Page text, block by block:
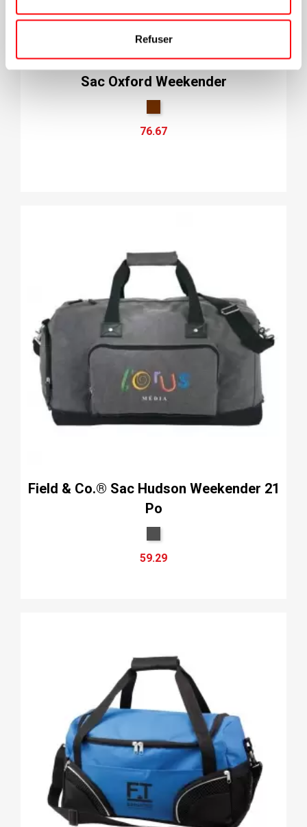
Refuser
Sac Oxford Weekender
76.67
Field & Co.® Sac Hudson Weekender 21
Po
59.29